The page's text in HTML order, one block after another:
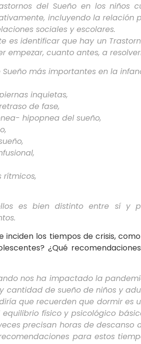
del Sueño en los niños
incluyendo la relación
sociales y escolares.
es identificar que hay un
empezar, cuanto antes, a
Sueño más importantes en la
inquietas,
de fase,
hipopnea del sueño,
rítmicos,
es bien distinto entre sí y
inciden los tiempos de crisis,
¿Qué
nos ha impactado la
cantidad de sueño de niños y
que recuerden que dormir es
físico y psicológico
precisan horas de descanso
para estos